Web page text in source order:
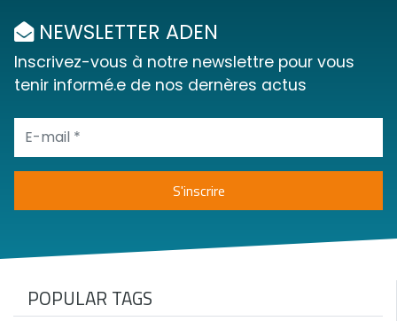
NEWSLETTER ADEN
Inscrivez-vous à notre newslettre pour vous
tenir informé.e de nos dernères actus
POPULAR TAGS